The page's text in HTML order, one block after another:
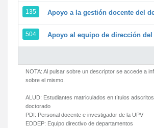
135 Apoyo a la gestión docente del
504 Apoyo al equipo de dirección
NOTA: Al pulsar sobre un descriptor se accede a
sobre el mismo.
ALUD: Estudiantes matriculados en títulos
doctorado
PDI: Personal docente e investigador de la UPV
EDDEP: Equipo directivo de departamentos